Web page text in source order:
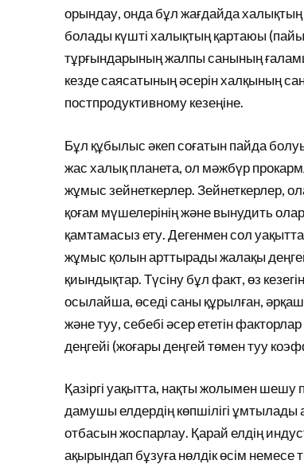
орындау, онда бұл жағдайда
болады күшті халықтың қартаюы
тұрғындарының жалпы санының
кезде саясатының әсерін халқының
постпродуктивному кезеңіне.
Бұл құбылыс әкеп соғатын пайда
жас халық планета, ол мәжбүр
жұмыс зейнеткерлер. Зейнеткерлер,
қоғам мүшелерінің және вынудить
қамтамасыз ету. Дегенмен сол
жұмыс қолын арттырады жалақы
қиындықтар. Түсіну бұл факт, өз
осылайша, өседі саны құрылған,
және туу, себебі әсер ететін
деңгейі (жоғары деңгей төмен туу
Қазіргі уақытта, нақты жолымен шешу
дамушы елдердің көпшілігі
отбасын жоспарлау. Қарай елдің
ақырындап бұзуға нөлдік өсім немесе